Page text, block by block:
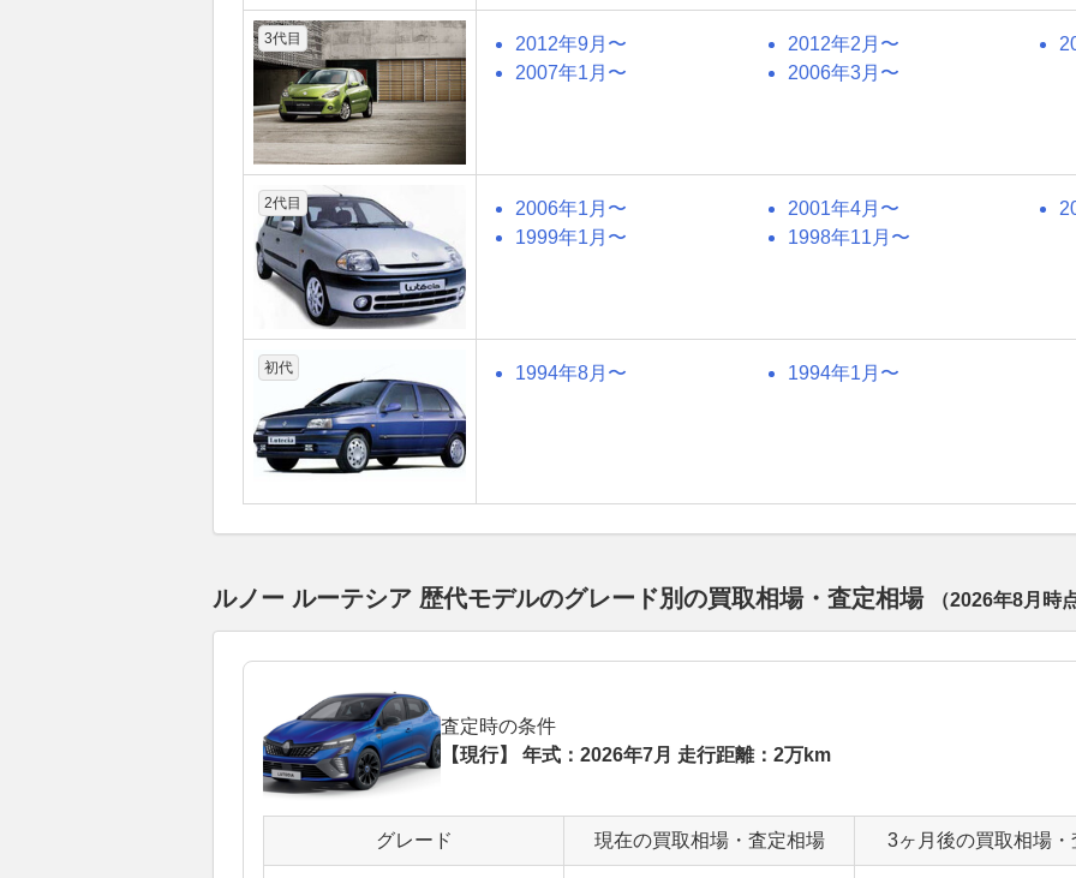
3代目 2012年9月〜 2012年2月〜
2007年1月〜
2006年3月〜
2代目 2006年1月〜 2001年4月〜
1999年1月〜
1998年11月〜
初代 1994年8月〜 1994年1月〜
ルノー ルーテシア 歴代モデルのグレード別の買取相場・査定相場 （2026年8月 時
査定時の条件
【現行】 年式：2026年7月 走行距離：2万km
グレード 現在の買取相場・査定相場 3ヶ月後の買取相場・